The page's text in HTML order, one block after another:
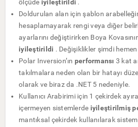
ölçüde iyileştirildi .
Doldurulan alan için şablon
hesaplamayarak rengi veya diğer
ayarlarını değiştirirken Boya
iyileştirildi . Değişiklikler şimdi hemen
Polar Inversion’ın performansı 3 kat
takılmalara neden olan bir hatayı
olarak ve biraz da .NET 5 nedeniyle.
Kullanıcı Arabirimi için 1 çekirdek
içermeyen sistemlerde iyileştirilmiş
mantıksal çekirdek kullanılarak